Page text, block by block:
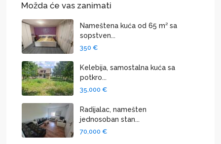
Možda će vas zanimati
Nameštena kuća od 65 m² sa
sopstven...
350 €
Kelebija, samostalna kuća sa
potkro...
35,000 €
Radijalac, namešten
jednosoban stan...
70,000 €